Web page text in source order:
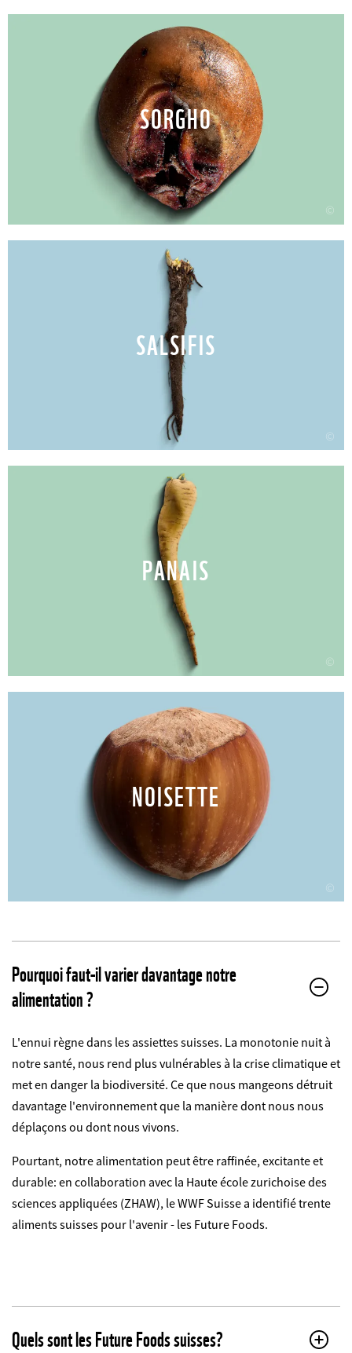
©
SORGHO
©
SALSIFIS
©
PANAIS
©
NOISETTE
Pourquoi faut-il varier davantage notre
alimentation ?
L'ennui règne dans les assiettes suisses. La monotonie nuit à
notre santé, nous rend plus vulnérables à la crise climatique et
met en danger la biodiversité. Ce que nous mangeons détruit
davantage l'environnement que la manière dont nous nous
déplaçons ou dont nous vivons.
Pourtant, notre alimentation peut être raffinée, excitante et
durable: en collaboration avec la Haute école zurichoise des
sciences appliquées (ZHAW), le WWF Suisse a identifié trente
aliments suisses pour l'avenir - les Future Foods.
Quels sont les Future Foods suisses?